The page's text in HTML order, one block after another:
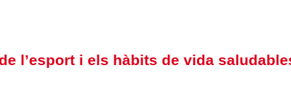
l’esport i els hàbits de vida